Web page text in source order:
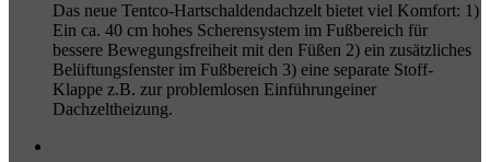
Das neue Tentco-Hartschaldendachzelt bietet viel Komfort: 1)
Ein ca. 40 cm hohes Scherensystem im Fußbereich für
bessere Bewegungsfreiheit mit den Füßen 2) ein zusätzliches
Belüftungsfenster im Fußbereich 3) eine separate Stoff-
Klappe z.B. zur problemlosen Einführungeiner
Dachzeltheizung.